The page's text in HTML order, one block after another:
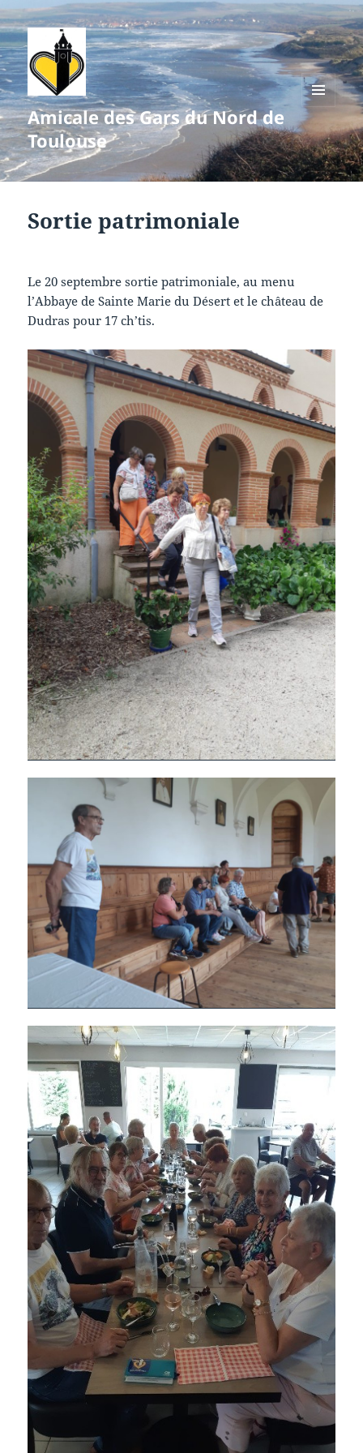
Amicale des Gars du Nord de
Toulouse
MENU
WIDGETS
Sortie patrimoniale
Le 20 septembre sortie patrimoniale, au menu
l’Abbaye de Sainte Marie du Désert et le château de
Dudras pour 17 ch’tis.